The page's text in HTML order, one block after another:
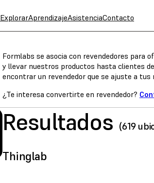
ExplorarAprendizajeAsistenciaContacto
Formlabs se asocia con revendedores para
y llevar nuestros productos hasta clientes
encontrar un revendedor que se ajuste a tus
¿Te interesa convertirte en revendedor?
Resultados (619
Thinglab